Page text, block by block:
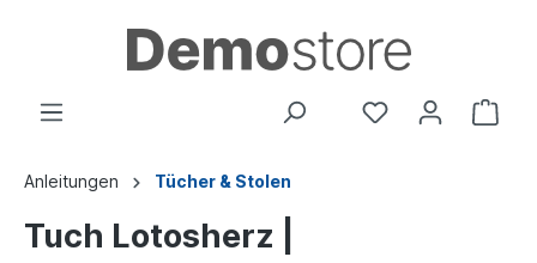
Anleitungen Tücher & Stolen
Tuch Lotosherz |